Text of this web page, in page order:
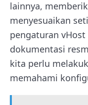
lainnya,
menyesuaikan
pengaturan
dokumentasi
kita perlu
memahami